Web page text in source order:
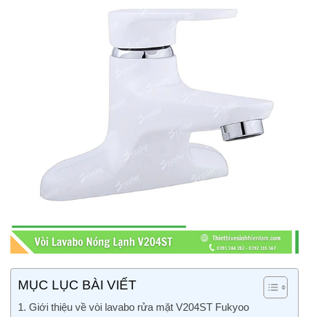
MỤC LỤC BÀI VIẾT
1. Giới thiệu về vòi lavabo rửa mặt V204ST Fukyoo